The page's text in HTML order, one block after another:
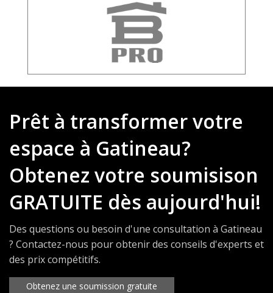
Prêt à transformer votre
espace à Gatineau?
Obtenez votre soumisison
GRATUITE dès aujourd'hui!
Des questions ou besoin d'une consultation à Gatineau
? Contactez-nous pour obtenir des conseils d'experts et
des prix compétitifs.
Obtenez une soumission gratuite